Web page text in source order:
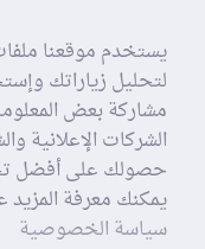
يستخدم موقعنا
لتحليل زياراتك
الشركات الإعلانية
حصولك على أفضل
يمكنك معرفة
سياسة الخصوصية